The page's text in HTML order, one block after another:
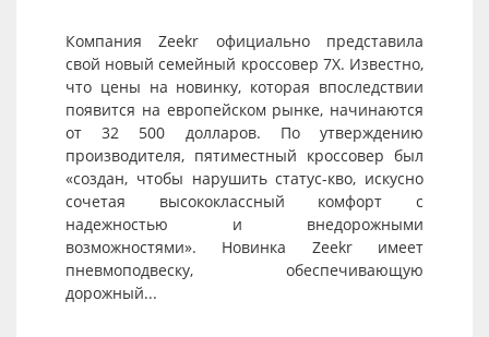
Компания Zeekr официально представила
свой новый семейный кроссовер 7X. Известно,
что цены на новинку, которая впоследствии
появится на европейском рынке, начинаются
от 32 500 долларов. По утверждению
производителя, пятиместный кроссовер был
«создан, чтобы нарушить статус-кво, искусно
сочетая высококлассный комфорт с
надежностью и внедорожными
возможностями». Новинка Zeekr имеет
пневмоподвеску, обеспечивающую
дорожный...